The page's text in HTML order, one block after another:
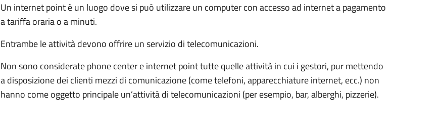
Un internet point è un luogo dove si può utilizzare un computer con accesso ad internet a pagamento
a tariffa oraria o a minuti.
Entrambe le attività devono offrire un servizio di telecomunicazioni.
Non sono considerate phone center e internet point tutte quelle attività in cui i gestori, pur mettendo
a disposizione dei clienti mezzi di comunicazione (come telefoni, apparecchiature internet, ecc.) non
hanno come oggetto principale un’attività di telecomunicazioni (per esempio, bar, alberghi, pizzerie).